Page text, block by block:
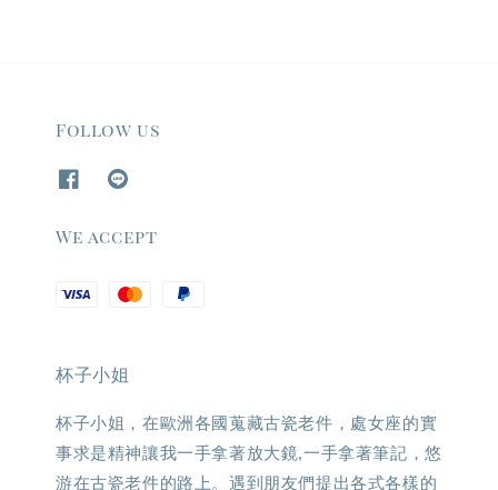
Follow us
We accept
杯子小姐
杯子小姐，在歐洲各國蒐藏古瓷老件，處女座的實
事求是精神讓我一手拿著放大鏡,一手拿著筆記，悠
游在古瓷老件的路上。遇到朋友們提出各式各樣的